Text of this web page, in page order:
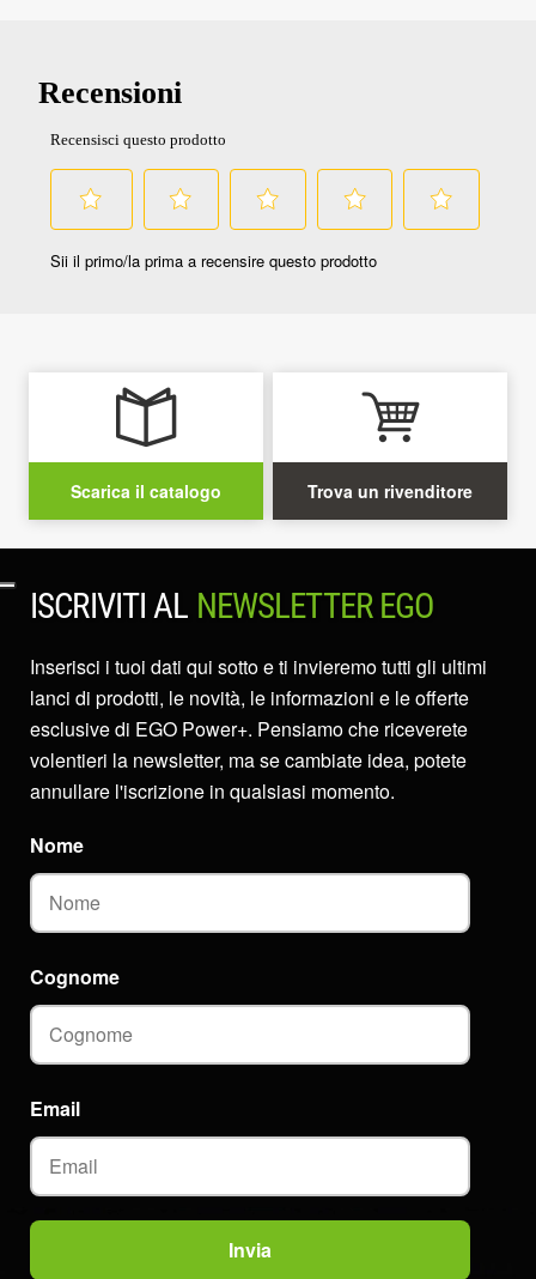
Scarica il catalogo Trova un rivenditore
ISCRIVITI AL NEWSLETTER EGO
Inserisci i tuoi dati qui sotto e ti invieremo tutti gli ultimi
lanci di prodotti, le novità, le informazioni e le offerte
esclusive di EGO Power+. Pensiamo che riceverete
volentieri la newsletter, ma se cambiate idea, potete
annullare l'iscrizione in qualsiasi momento.
Email
Nome
Cognome